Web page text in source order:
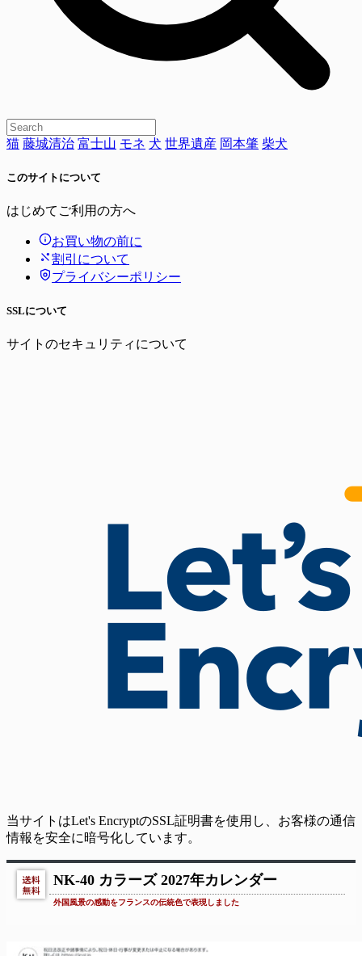
猫 藤城清治 富士山 モネ 犬 世界遺産 岡本肇 柴犬
このサイトについて
はじめてご利用の方へ
お買い物の前に
割引について
プライバシーポリシー
SSLについて
サイトのセキュリティについて
当サイトはLet's EncryptのSSL証明書を使用し、お客様の通信
情報を安全に暗号化しています。
NK-40 カラーズ 2027年カレンダー
外国風景の感動をフランスの伝統色で表現しました